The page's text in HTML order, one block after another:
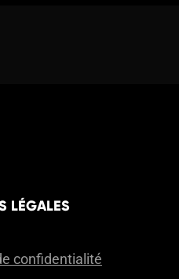
LÉGALES
confidentialité